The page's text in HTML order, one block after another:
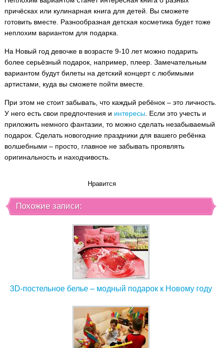
причёсках или кулинарная книга для детей. Вы сможете
готовить вместе. Разнообразная детская косметика будет тоже
неплохим вариантом для подарка.
На Новый год девочке в возрасте 9-10 лет можно подарить
более серьёзный подарок, например, плеер. Замечательным
вариантом будут билеты на детский концерт с любимыми
артистами, куда вы сможете пойти вместе.
При этом не стоит забывать, что каждый ребёнок – это личность.
У него есть свои предпочтения и интересы. Если это учесть и
приложить немного фантазии, то можно сделать незабываемый
подарок. Сделать новогодние праздники для вашего ребёнка
волшебными – просто, главное не забывать проявлять
оригинальность и находчивость.
Нравится
Похожие записи:
3D-постельное белье – модный подарок к Новому году